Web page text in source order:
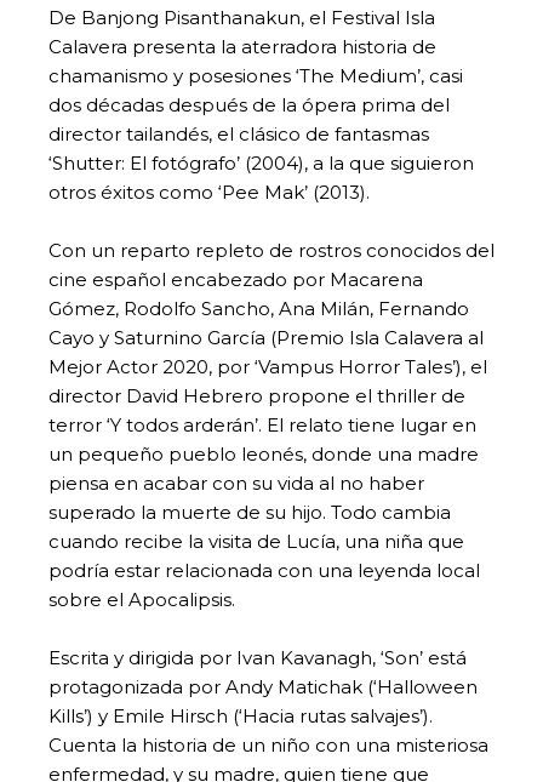
De Banjong Pisanthanakun, el Festival Isla
Calavera presenta la aterradora historia de
chamanismo y posesiones ‘The Medium’, casi
dos décadas después de la ópera prima del
director tailandés, el clásico de fantasmas
‘Shutter: El fotógrafo’ (2004), a la que siguieron
otros éxitos como ‘Pee Mak’ (2013).
Con un reparto repleto de rostros conocidos del
cine español encabezado por Macarena
Gómez, Rodolfo Sancho, Ana Milán, Fernando
Cayo y Saturnino García (Premio Isla Calavera al
Mejor Actor 2020, por ‘Vampus Horror Tales’), el
director David Hebrero propone el thriller de
terror ‘Y todos arderán’. El relato tiene lugar en
un pequeño pueblo leonés, donde una madre
piensa en acabar con su vida al no haber
superado la muerte de su hijo. Todo cambia
cuando recibe la visita de Lucía, una niña que
podría estar relacionada con una leyenda local
sobre el Apocalipsis.
Escrita y dirigida por Ivan Kavanagh, ‘Son’ está
protagonizada por Andy Matichak (‘Halloween
Kills’) y Emile Hirsch (‘Hacia rutas salvajes’).
Cuenta la historia de un niño con una misteriosa
enfermedad, y su madre, quien tiene que